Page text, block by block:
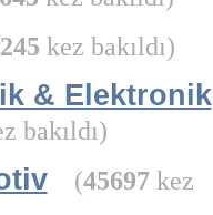
kez bakıldı)
& Elektronik
bakıldı)
(45697kez